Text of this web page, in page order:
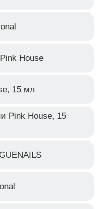
House
15 мл
Pink House, 15